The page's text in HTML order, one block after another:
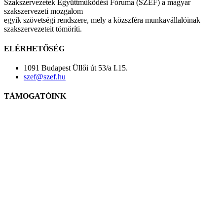
Szakszervezetek Együttműködési Fóruma (SZEF) a magyar
szakszervezeti mozgalom
egyik szövetségi rendszere, mely a közszféra munkavállalóinak
szakszervezeteit tömöríti.
ELÉRHETŐSÉG
1091 Budapest Üllői út 53/a I.15.
szef@szef.hu
TÁMOGATÓINK